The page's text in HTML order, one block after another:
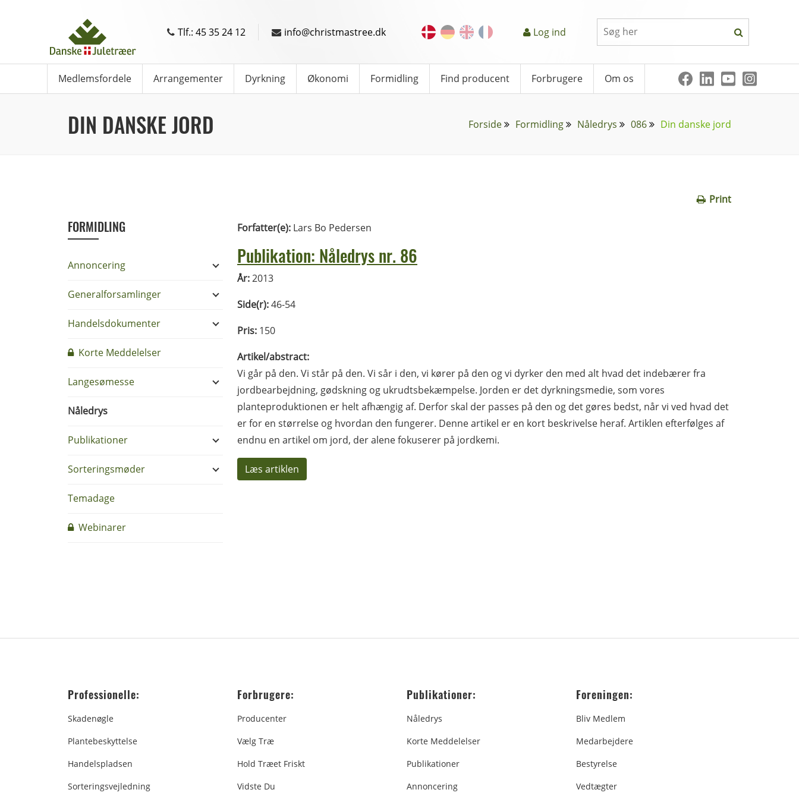
Tlf.: 45 35 24 12 info@christmastree.dk Log ind
Medlemsfordele Arrangementer Dyrkning Økonomi Formidling Find producent Forbrugere Om os
DIN DANSKE JORD Forside Formidling Nåledrys 086 Din danske jord
Print
FORMIDLING
Annoncering
Generalforsamlinger
Handelsdokumenter
Korte Meddelelser
Langesømesse
Nåledrys
Publikationer
Sorteringsmøder
Temadage
Webinarer
Forfatter(e): Lars Bo Pedersen
Publikation: Nåledrys nr. 86
År:2013
Side(r):46-54
Pris: 150
Artikel/abstract:
Vi går på den. Vi står på den. Vi sår i den, vi kører på den og vi dyrker den med alt hvad det indebærer fra
jordbearbejdning, gødskning og ukrudtsbekæmpelse. Jorden er det dyrkningsmedie, som vores
planteproduktionen er helt afhængig af. Derfor skal der passes på den og det gøres bedst, når vi ved hvad det
er for en størrelse og hvordan den fungerer. Denne artikel er en kort beskrivelse heraf. Artiklen efterfølges af
endnu en artikel om jord, der alene fokuserer på jordkemi.
Læs artiklen
Professionelle:
Skadenøgle
Plantebeskyttelse
Handelspladsen
Sorteringsvejledning
Forbrugere:
Producenter
Vælg Træ
Hold Træet Friskt
Vidste Du
Publikationer:
Nåledrys
Korte Meddelelser
Publikationer
Annoncering
Foreningen:
Bliv Medlem
Medarbejdere
Bestyrelse
Vedtægter